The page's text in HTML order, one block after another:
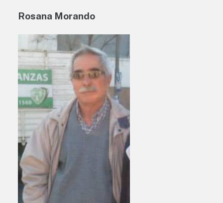
Rosana Morando